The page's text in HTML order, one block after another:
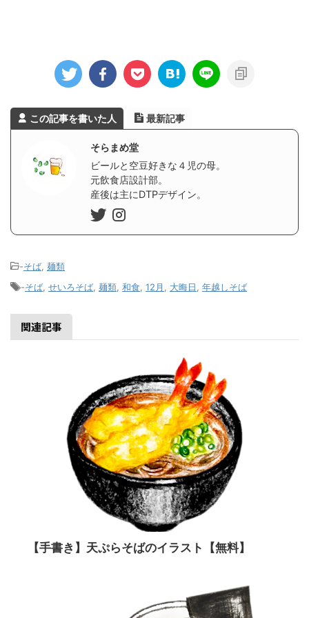
この記事を書いた人 最新記事
そらまめ堂
ビールと空豆好きな４児の母。
元飲食店設計部。
産後は主にDTPデザイン。
-そば, 麺類
-そば, せいろそば, 麺類, 和食, 12月 , 大晦日, 年越しそば
関連記事
【手書き】天ぷらそばのイラスト【無料】